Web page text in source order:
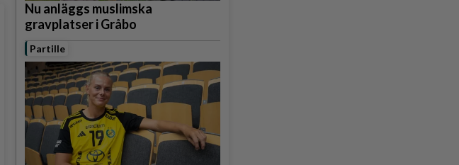
Nu anläggs muslimska
gravplatser i Gråbo
Partille